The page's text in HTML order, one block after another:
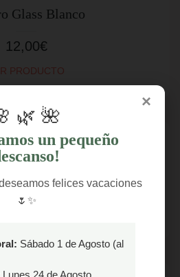
Glass Blanco
12,00€
PRODUCTO
Glass Rojo
12,00€
×
🌿 🌺
un pequeño
felices vacaciones
🌷✨
Sábado 1 de Agosto (al
Lunes 24 de Agosto